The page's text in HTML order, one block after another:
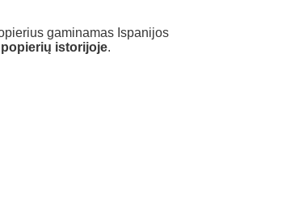
gaminamas Ispanijos
istorijoje.